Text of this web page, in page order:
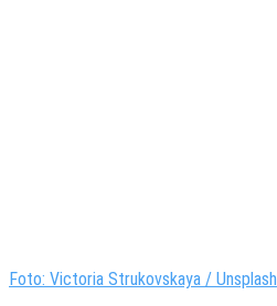
Foto: Victoria Strukovskaya / Unsplash